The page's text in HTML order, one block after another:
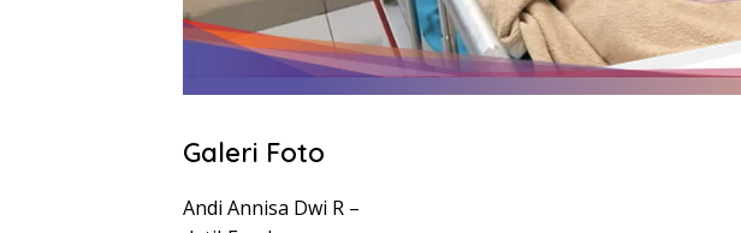
Galeri Foto
Andi Annisa Dwi R –